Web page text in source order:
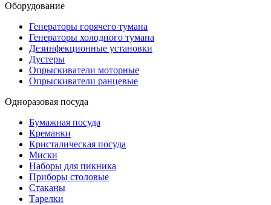
Оборудование
Генераторы горячего тумана
Генераторы холодного тумана
Дезинфекционные установки
Дустеры
Опрыскиватели моторные
Опрыскиватели ранцевые
Одноразовая посуда
Бумажная посуда
Креманки
Кристалическая посуда
Миски
Наборы для пикника
Приборы столовые
Стаканы
Тарелки